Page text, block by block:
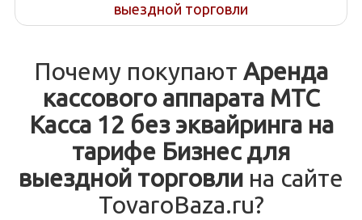
выездной торговли
Почему покупают Аренда
кассового аппарата МТС
Касса 12 без эквайринга на
тарифе Бизнес для
выездной торговли на сайте
TovaroBaza.ru?